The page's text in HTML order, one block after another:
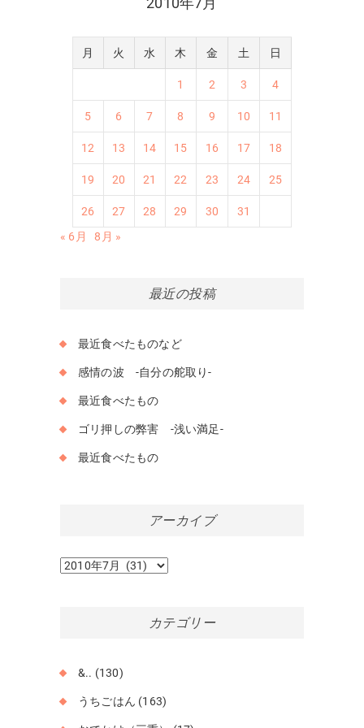
月 火 水 木 金 土 日
1 2 3 4
5 6 7 8 9 10 11
12 13 14 15 16 17 18
19 20 21 22 23 24 25
26 27 28 29 30
31
« 6月
8月 »
最近の投稿
最近食べたものなど
感情の波 -自分の舵取り-
最近食べたもの
ゴリ押しの弊害 -浅い満足-
最近食べたもの
アーカイブ
ア
カテゴリー
&.. (130)
うちごはん (163)